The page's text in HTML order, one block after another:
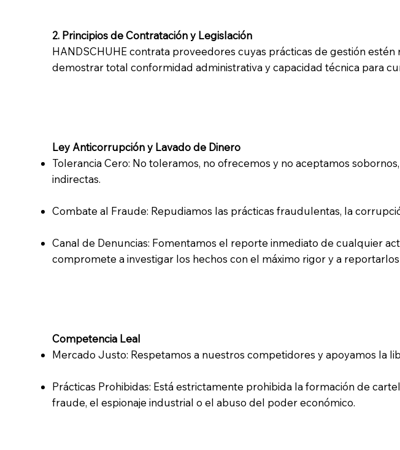
2. Principios de Contratación y Legislación
HANDSCHUHE contrata proveedores cuyas prácticas de gestión
demostrar total conformidad administrativa y capacidad técnica para
Ley Anticorrupción y Lavado de Dinero
Tolerancia Cero: No toleramos, no ofrecemos y no aceptamos
indirectas.
Combate al Fraude: Repudiamos las prácticas fraudulentas, la
Canal de Denuncias: Fomentamos el reporte inmediato de cualquier
compromete a investigar los hechos con el máximo rigor y a
Competencia Leal
Mercado Justo: Respetamos a nuestros competidores y apoyamos la
Prácticas Prohibidas: Está estrictamente prohibida la formación de
fraude, el espionaje industrial o el abuso del poder económico.